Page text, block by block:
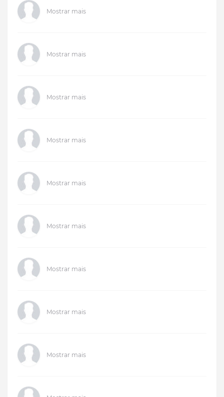
Mostrar mais
Mostrar mais
Mostrar mais
Mostrar mais
Mostrar mais
Mostrar mais
Mostrar mais
Mostrar mais
Mostrar mais